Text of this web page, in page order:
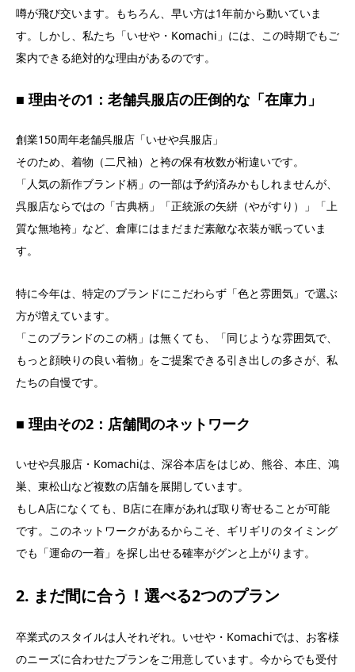
噂が飛び交います。もちろん、早い方は1年前から動いていま
す。しかし、私たち「いせや・Komachi」には、この時期でもご
案内できる絶対的な理由があるのです。
■ 理由その1：老舗呉服店の圧倒的な「在庫力」
創業150周年老舗呉服店「いせや呉服店」
そのため、着物（二尺袖）と袴の保有枚数が桁違いです。
「人気の新作ブランド柄」の一部は予約済みかもしれませんが、
呉服店ならではの「古典柄」「正統派の矢絣（やがすり）」「上
質な無地袴」など、倉庫にはまだまだ素敵な衣装が眠っていま
す。
特に今年は、特定のブランドにこだわらず「色と雰囲気」で選ぶ
方が増えています。
「このブランドのこの柄」は無くても、「同じような雰囲気で、
もっと顔映りの良い着物」をご提案できる引き出しの多さが、私
たちの自慢です。
■ 理由その2：店舗間のネットワーク
いせや呉服店・Komachiは、深谷本店をはじめ、熊谷、本庄、鴻
巣、東松山など複数の店舗を展開しています。
もしA店になくても、B店に在庫があれば取り寄せることが可能
です。このネットワークがあるからこそ、ギリギリのタイミング
でも「運命の一着」を探し出せる確率がグンと上がります。
2. まだ間に合う！選べる2つのプラン
卒業式のスタイルは人それぞれ。いせや・Komachiでは、お客様
のニーズに合わせたプランをご用意しています。今からでも受付